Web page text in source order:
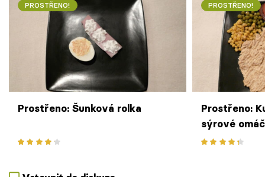
PROSTŘENO!
Prostřeno: Šunková rolka
PROSTŘENO!
Prostřeno:
sýrové